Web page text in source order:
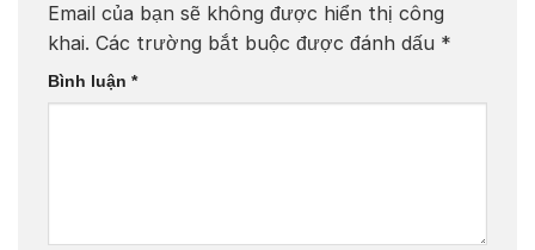
Email của bạn sẽ không được hiển thị công
khai. Các trường bắt buộc được đánh dấu *
Bình luận *